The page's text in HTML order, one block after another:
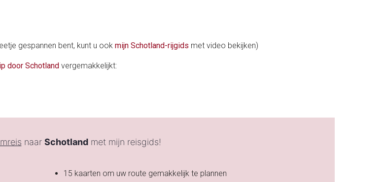
gespannen bent, kunt u ook mijn Schotland-rijgids met video bekijken)
door Schotland vergemakkelijkt:
naar Schotlandmet mijn reisgids!
15 kaarten om uw route gemakkelijk te plannen